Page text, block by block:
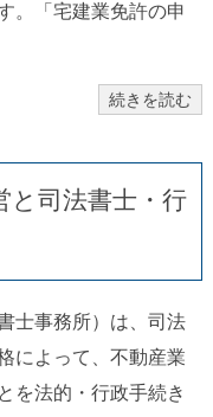
。「宅建業免許の申
続きを読む
と司法書士・行
士事務所）は、司法
によって、不動産業
を法的・行政手続き